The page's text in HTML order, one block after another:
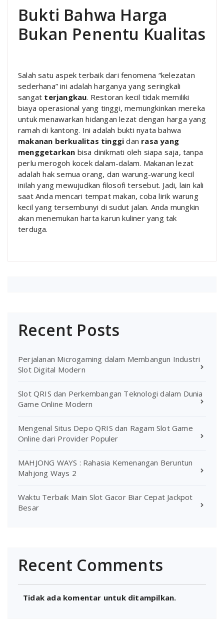
Bukti Bahwa Harga
Bukan Penentu Kualitas
Salah satu aspek terbaik dari fenomena “kelezatan
sederhana” ini adalah harganya yang seringkali
sangat terjangkau. Restoran kecil tidak memiliki
biaya operasional yang tinggi, memungkinkan mereka
untuk menawarkan hidangan lezat dengan harga yang
ramah di kantong. Ini adalah bukti nyata bahwa
makanan berkualitas tinggi dan rasa yang
menggetarkan bisa dinikmati oleh siapa saja, tanpa
perlu merogoh kocek dalam-dalam. Makanan lezat
adalah hak semua orang, dan warung-warung kecil
inilah yang mewujudkan filosofi tersebut. Jadi, lain kali
saat Anda mencari tempat makan, coba lirik warung
kecil yang tersembunyi di sudut jalan. Anda mungkin
akan menemukan harta karun kuliner yang tak
terduga.
Recent Posts
Perjalanan Microgaming dalam Membangun Industri
Slot Digital Modern
Slot QRIS dan Perkembangan Teknologi dalam Dunia
Game Online Modern
Mengenal Situs Depo QRIS dan Ragam Slot Game
Online dari Provider Populer
MAHJONG WAYS : Rahasia Kemenangan Beruntun
Mahjong Ways 2
Waktu Terbaik Main Slot Gacor Biar Cepat Jackpot
Besar
Recent Comments
Tidak ada komentar untuk ditampilkan.